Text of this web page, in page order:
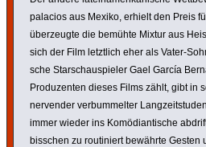
pa­la­cios aus Mexiko, erhielt den Preis
über­zeugte die bemühte Mixtur aus
sich der Film letztlich eher als Vater-
sche Star­schau­spieler Gael García
Produ­zenten dieses Films zählt, gibt in
nervender verbum­melter
immer wieder ins Komö­di­an­ti­sche
bisschen zu routi­niert bewährte Gesten